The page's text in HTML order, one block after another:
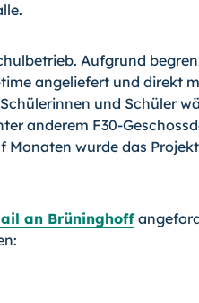
Aufgrund
angeliefert und direkt
und Schüler
anderem F30-
wurde das
an Brüninghoff